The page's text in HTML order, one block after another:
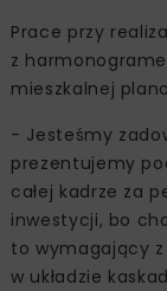
Prace przy
z
mieszkalnej
- Jesteśmy
prezentujemy
całej kadrze za
inwestycji, bo
to wymagający
w układzie